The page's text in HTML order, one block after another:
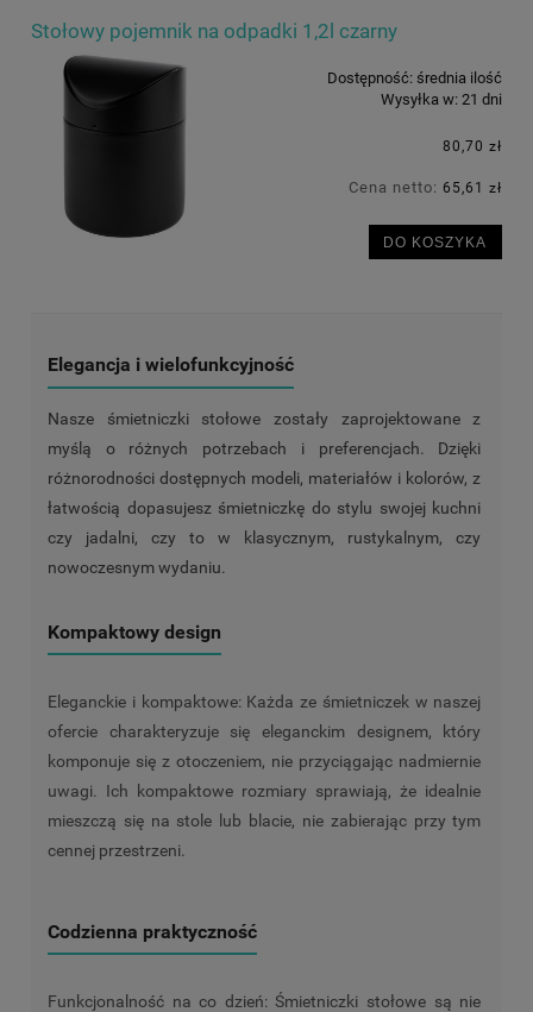
Stołowy pojemnik na odpadki 1,2l czarny
Dostępność: średnia ilość
Wysyłka w: 21 dni
80,70 zł
Cena netto: 65,61 zł
DO KOSZYKA
Elegancja i wielofunkcyjność
Nasze śmietniczki stołowe zostały zaprojektowane z
myślą o różnych potrzebach i preferencjach. Dzięki
różnorodności dostępnych modeli, materiałów i kolorów, z
łatwością dopasujesz śmietniczkę do stylu swojej kuchni
czy jadalni, czy to w klasycznym, rustykalnym, czy
nowoczesnym wydaniu.
Kompaktowy design
Eleganckie i kompaktowe: Każda ze śmietniczek w naszej
ofercie charakteryzuje się eleganckim designem, który
komponuje się z otoczeniem, nie przyciągając nadmiernie
uwagi. Ich kompaktowe rozmiary sprawiają, że idealnie
mieszczą się na stole lub blacie, nie zabierając przy tym
cennej przestrzeni.
Codzienna praktyczność
Funkcjonalność na co dzień: Śmietniczki stołowe są nie